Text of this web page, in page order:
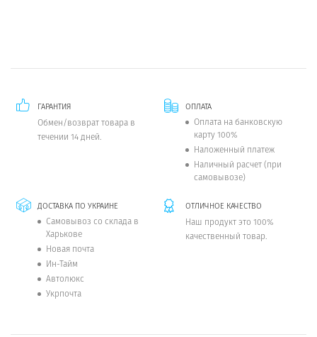
ГАРАНТИЯ
Обмен/возврат товара в
течении 14 дней.
ОПЛАТА
Оплата на банковскую
карту 100%
Наложенный платеж
Наличный расчет (при
самовывозе)
ДОСТАВКА ПО УКРАИНЕ
Самовывоз со склада в
Харькове
Новая почта
Ин-Тайм
Автолюкс
Укрпочта
ОТЛИЧНОЕ КАЧЕСТВО
Наш продукт это 100%
качественный товар.